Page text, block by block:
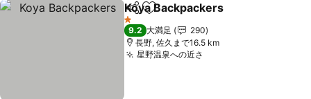
シェアお気に入りに追加
Koya Backpackers
1 ホテルのランク
9.2 大満足
290
長野, 佐久まで16.5 km
星野温泉への近さ